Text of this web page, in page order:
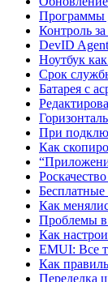
Программы
Контроль
DevID
Ноутбук
Срок
Батарея с
При
Как
Как
Проблемы в
Как
EMUI: Все
Как
Переделка